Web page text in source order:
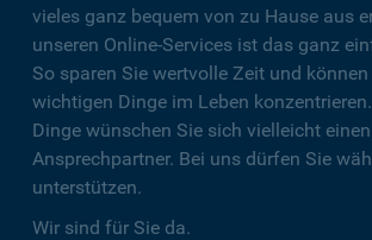
vieles ganz bequem von zu Hause aus
unseren Online-Services ist das ganz
So sparen Sie wertvolle Zeit und
wichtigen Dinge im Leben
Dinge wünschen Sie sich vielleicht
Ansprechpartner. Bei uns dürfen Sie
unterstützen.
Wir sind für Sie da.